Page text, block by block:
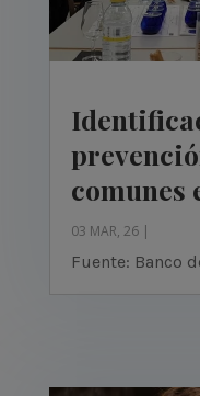
comunes
03 MAR, 26|
Fuente: Banco